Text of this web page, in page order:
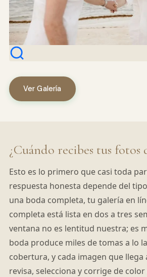
Ver Galería
¿Cuándo recibes tus fotos
Esto es lo primero que casi toda
respuesta honesta depende del
una boda completa, tu galería en
completa está lista en dos a tres
ventana no es lentitud nuestra; es
boda produce miles de tomas a lo
cobertura, y cada imagen que llega
revisa, selecciona y corrige de